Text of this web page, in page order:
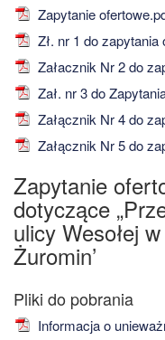
Zapytanie
Zł. nr 1 do zapytania
Załacznik Nr 2 do
Zał. nr 3 do
Załącznik Nr 4 do
Załącznik Nr 5 do
Zapytanie
dotyczące
ulicy Wesołej
Żuromin’
Informacja o